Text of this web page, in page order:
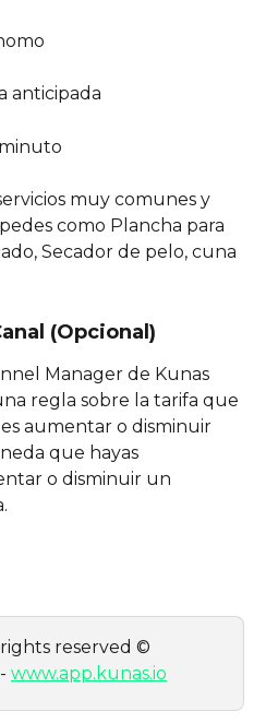
anticipada
muy comunes y
como Plancha para
Secador de pelo, cuna
(Opcional)
Manager de Kunas
regla sobre la tarifa que
aumentar o disminuir
que hayas
o disminuir un
reserved ©
- www.app.kunas.io